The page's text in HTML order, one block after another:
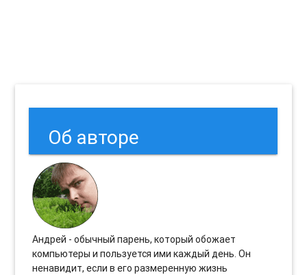
Об авторе
Андрей - обычный парень, который обожает
компьютеры и пользуется ими каждый день. Он
ненавидит, если в его размеренную жизнь